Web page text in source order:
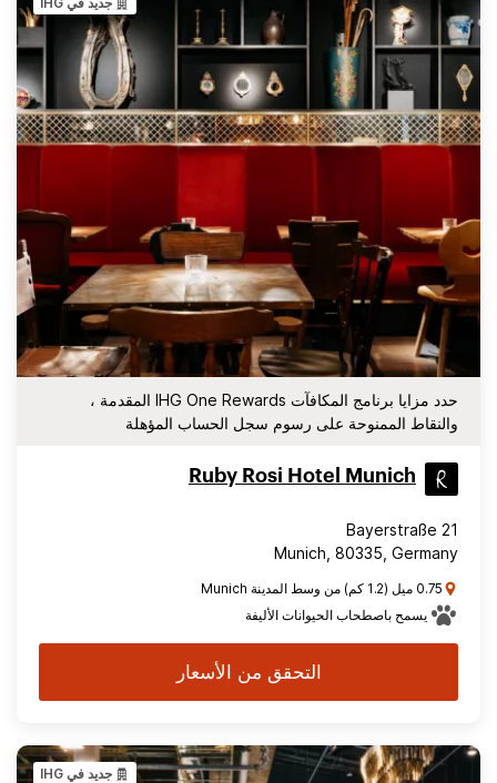
حدد مزايا برنامج المكافآت IHG One Rewards المقدمة ،
والنقاط الممنوحة على رسوم سجل الحساب المؤهلة
Ruby Rosi Hotel Munich
Bayerstraße 21
Munich, 80335, Germany
0.75 ميل (1.2 كم) من وسط المدينة Munich
يسمح باصطحاب الحيوانات الأليفة
التحقق من الأسعار
جديد في IHG